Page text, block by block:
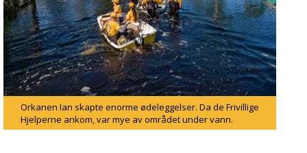
Orkanen Ian skapte enorme ødeleggelser. Da de Frivillige
Hjelperne ankom, var mye av området under vann.